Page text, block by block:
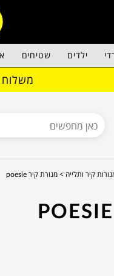
ילדים שטיחים
משלוח
קיר ותלייה > מנורת קיר poesie